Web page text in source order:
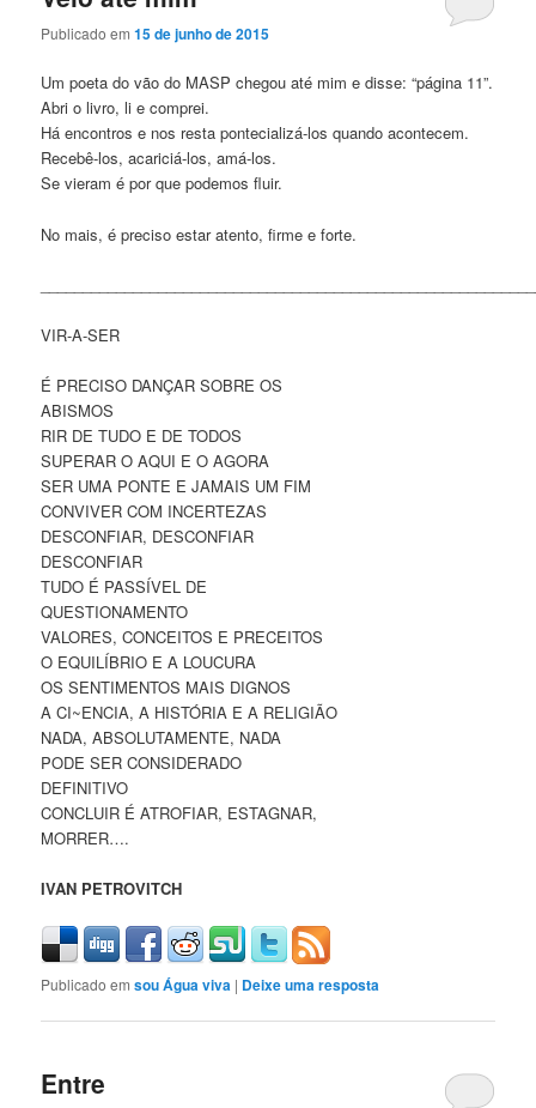
Publicado em15 de junho de 2015
Um poeta do vão do MASP chegou até mim e disse: “página 11”.
Abri o livro, li e comprei.
Há encontros e nos resta pontecializá-los quando acontecem.
Recebê-los, acariciá-los, amá-los.
Se vieram é por que podemos fluir.
No mais, é preciso estar atento, firme e forte.
VIR-A-SER
É PRECISO DANÇAR SOBRE OS
ABISMOS
RIR DE TUDO E DE TODOS
SUPERAR O AQUI E O AGORA
SER UMA PONTE E JAMAIS UM FIM
CONVIVER COM INCERTEZAS
DESCONFIAR, DESCONFIAR
DESCONFIAR
TUDO É PASSÍVEL DE
QUESTIONAMENTO
VALORES, CONCEITOS E PRECEITOS
O EQUILÍBRIO E A LOUCURA
OS SENTIMENTOS MAIS DIGNOS
A CI~ENCIA, A HISTÓRIA E A RELIGIÃO
NADA, ABSOLUTAMENTE, NADA
PODE SER CONSIDERADO
DEFINITIVO
CONCLUIR É ATROFIAR, ESTAGNAR,
MORRER….
IVAN PETROVITCH
Publicado em sou Água viva | Deixe uma resposta
Entre